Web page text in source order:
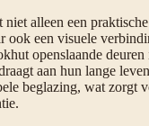
alleen een
ook een visuele
openslaande deuren
aan hun lange
beglazing, wat zorgt